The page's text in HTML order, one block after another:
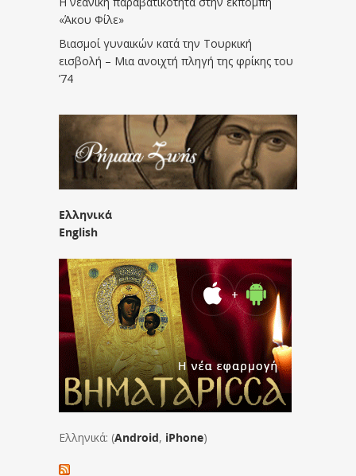
«Άκου Φίλε»
Βιασμοί γυναικών κατά την Τουρκική
εισβολή – Μια ανοιχτή πληγή της φρίκης του
’74
Ελληνικά
English
Ελληνικά: (Android, iPhone)